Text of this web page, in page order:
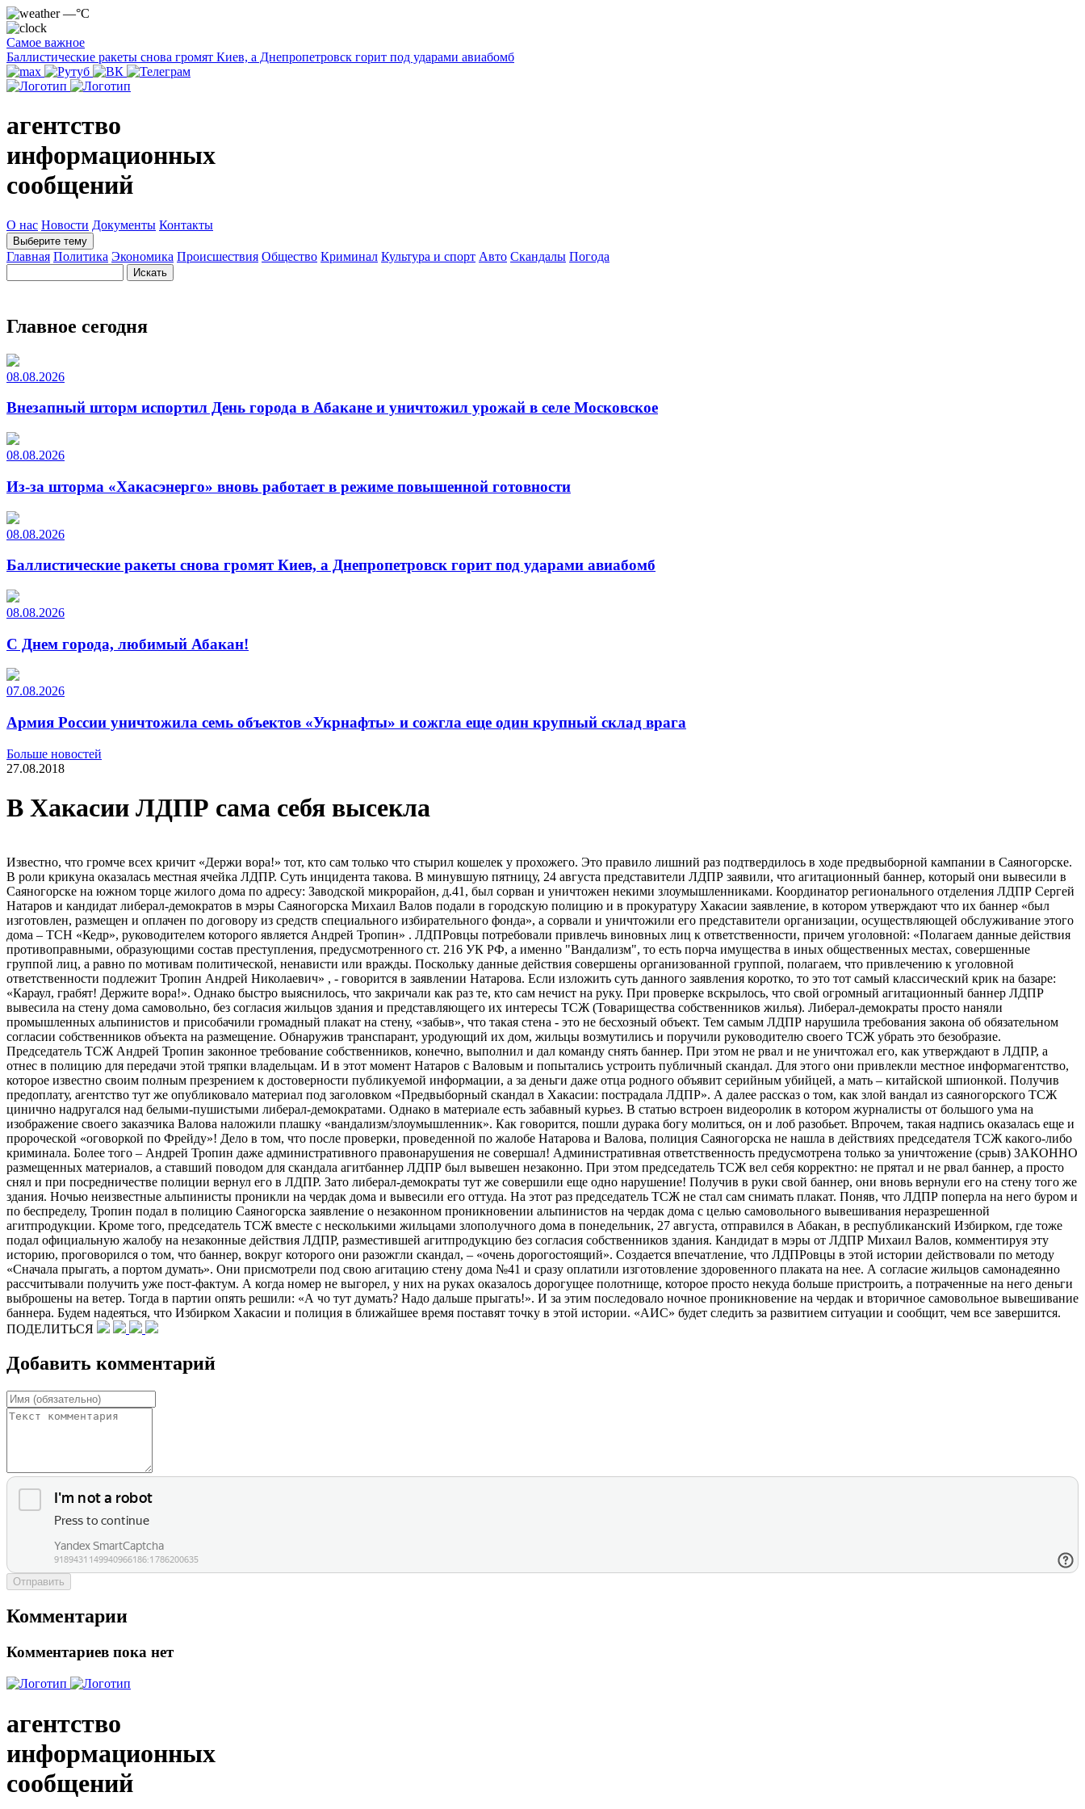
—°C
Самое важное
Баллистические ракеты снова громят Киев, а Днепропетровск горит под ударами авиабомб
агентство
информационных
сообщений
О нас Новости Документы Контакты
Выберите тему
Главная Политика Экономика Происшествия Общество Криминал Культура и спорт Авто Скандалы Погода
Главное сегодня
08.08.2026
Внезапный шторм испортил День города в Абакане и уничтожил урожай в селе Московское
08.08.2026
Из-за шторма «Хакасэнерго» вновь работает в режиме повышенной готовности
08.08.2026
Баллистические ракеты снова громят Киев, а Днепропетровск горит под ударами авиабомб
08.08.2026
С Днем города, любимый Абакан!
07.08.2026
Армия России уничтожила семь объектов «Укрнафты» и сожгла еще один крупный склад врага
Больше новостей
27.08.2018
В Хакасии ЛДПР сама себя высекла
Известно, что громче всех кричит «Держи вора!» тот, кто сам только что стырил кошелек у прохожего. Это правило лишний раз подтвердилось в ходе предвыборной кампании в Саяногорске.
В роли крикуна оказалась местная ячейка ЛДПР. Суть инцидента такова. В минувшую пятницу, 24 августа представители ЛДПР заявили, что агитационный баннер, который они вывесили в
Саяногорске на южном торце жилого дома по адресу: Заводской микрорайон, д.41, был сорван и уничтожен некими злоумышленниками. Координатор регионального отделения ЛДПР Сергей
Натаров и кандидат либерал-демократов в мэры Саяногорска Михаил Валов подали в городскую полицию и в прокуратуру Хакасии заявление, в котором утверждают что их баннер «был
изготовлен, размещен и оплачен по договору из средств специального избирательного фонда», а сорвали и уничтожили его представители организации, осуществляющей обслуживание этого
дома – ТСН «Кедр», руководителем которого является Андрей Тропин» . ЛДПРовцы потребовали привлечь виновных лиц к ответственности, причем уголовной: «Полагаем данные действия
противоправными, образующими состав преступления, предусмотренного ст. 216 УК РФ, а именно "Вандализм", то есть порча имущества в иных общественных местах, совершенные
группой лиц, а равно по мотивам политической, ненависти или вражды. Поскольку данные действия совершены организованной группой, полагаем, что привлечению к уголовной
ответственности подлежит Тропин Андрей Николаевич» , - говорится в заявлении Натарова. Если изложить суть данного заявления коротко, то это тот самый классический крик на базаре:
«Караул, грабят! Держите вора!». Однако быстро выяснилось, что закричали как раз те, кто сам нечист на руку. При проверке вскрылось, что свой огромный агитационный баннер ЛДПР
вывесила на стену дома самовольно, без согласия жильцов здания и представляющего их интересы ТСЖ (Товарищества собственников жилья). Либерал-демократы просто наняли
промышленных альпинистов и присобачили громадный плакат на стену, «забыв», что такая стена - это не бесхозный объект. Тем самым ЛДПР нарушила требования закона об обязательном
согласии собственников объекта на размещение. Обнаружив транспарант, уродующий их дом, жильцы возмутились и поручили руководителю своего ТСЖ убрать это безобразие.
Председатель ТСЖ Андрей Тропин законное требование собственников, конечно, выполнил и дал команду снять баннер. При этом не рвал и не уничтожал его, как утверждают в ЛДПР, а
отнес в полицию для передачи этой тряпки владельцам. И в этот момент Натаров с Валовым и попытались устроить публичный скандал. Для этого они привлекли местное информагентство,
которое известно своим полным презрением к достоверности публикуемой информации, а за деньги даже отца родного объявит серийным убийцей, а мать – китайской шпионкой. Получив
предоплату, агентство тут же опубликовало материал под заголовком «Предвыборный скандал в Хакасии: пострадала ЛДПР». А далее рассказ о том, как злой вандал из саяногорского ТСЖ
цинично надругался над белыми-пушистыми либерал-демократами. Однако в материале есть забавный курьез. В статью встроен видеоролик в котором журналисты от большого ума на
изображение своего заказчика Валова наложили плашку «вандализм/злоумышленник». Как говорится, пошли дурака богу молиться, он и лоб разобьет. Впрочем, такая надпись оказалась еще и
пророческой «оговоркой по Фрейду»! Дело в том, что после проверки, проведенной по жалобе Натарова и Валова, полиция Саяногорска не нашла в действиях председателя ТСЖ какого-либо
криминала. Более того – Андрей Тропин даже административного правонарушения не совершал! Административная ответственность предусмотрена только за уничтожение (срыв) ЗАКОННО
размещенных материалов, а ставший поводом для скандала агитбаннер ЛДПР был вывешен незаконно. При этом председатель ТСЖ вел себя корректно: не прятал и не рвал баннер, а просто
снял и при посредничестве полиции вернул его в ЛДПР. Зато либерал-демократы тут же совершили еще одно нарушение! Получив в руки свой баннер, они вновь вернули его на стену того же
здания. Ночью неизвестные альпинисты проникли на чердак дома и вывесили его оттуда. На этот раз председатель ТСЖ не стал сам снимать плакат. Поняв, что ЛДПР поперла на него буром и
по беспределу, Тропин подал в полицию Саяногорска заявление о незаконном проникновении альпинистов на чердак дома с целью самовольного вывешивания неразрешенной
агитпродукции. Кроме того, председатель ТСЖ вместе с несколькими жильцами злополучного дома в понедельник, 27 августа, отправился в Абакан, в республиканский Избирком, где тоже
подал официальную жалобу на незаконные действия ЛДПР, разместившей агитпродукцию без согласия собственников здания. Кандидат в мэры от ЛДПР Михаил Валов, комментируя эту
историю, проговорился о том, что баннер, вокруг которого они разожгли скандал, – «очень дорогостоящий». Создается впечатление, что ЛДПРовцы в этой истории действовали по методу
«Сначала прыгать, а портом думать». Они присмотрели под свою агитацию стену дома №41 и сразу оплатили изготовление здоровенного плаката на нее. А согласие жильцов самонадеянно
рассчитывали получить уже пост-фактум. А когда номер не выгорел, у них на руках оказалось дорогущее полотнище, которое просто некуда больше пристроить, а потраченные на него деньги
выброшены на ветер. Тогда в партии опять решили: «А чо тут думать? Надо дальше прыгать!». И за этим последовало ночное проникновение на чердак и вторичное самовольное вывешивание
баннера. Будем надеяться, что Избирком Хакасии и полиция в ближайшее время поставят точку в этой истории. «АИС» будет следить за развитием ситуации и сообщит, чем все завершится.
ПОДЕЛИТЬСЯ
Добавить комментарий
Отправить
Комментарии
Комментариев пока нет
агентство
информационных
сообщений